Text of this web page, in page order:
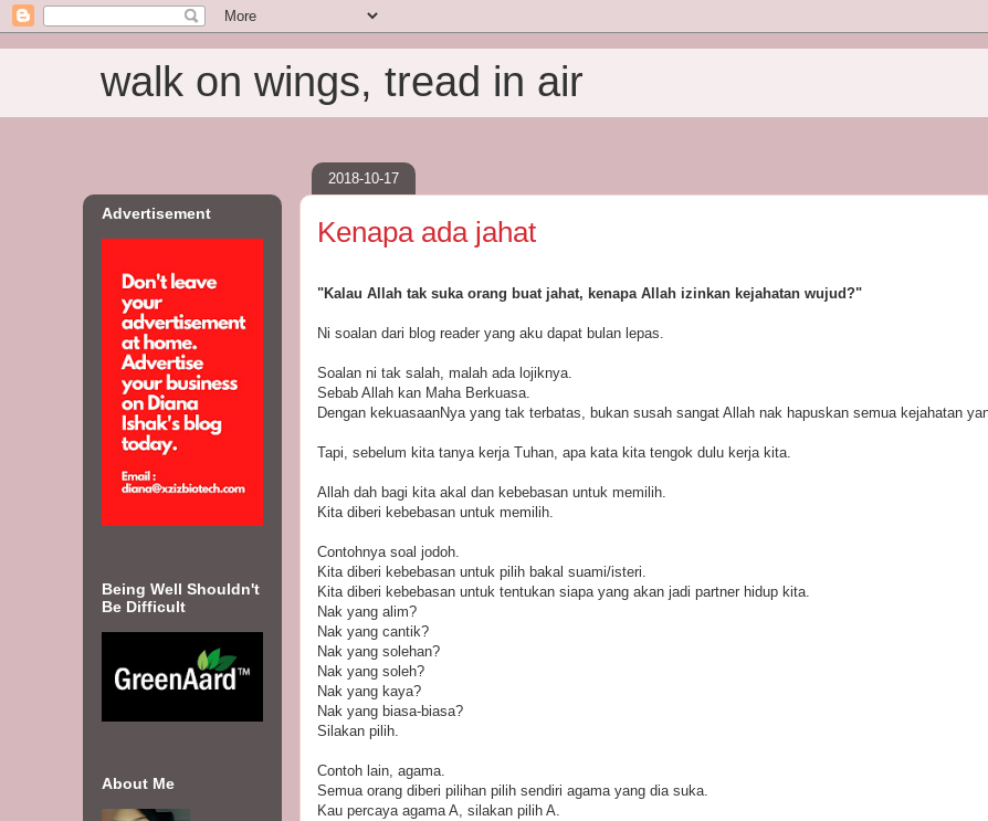
walk on wings, tread in air
2018-10-17
Kenapa ada jahat
"Kalau Allah tak suka orang buat jahat, kenapa Allah izinkan kejahatan wujud?"
Ni soalan dari blog reader yang aku dapat bulan lepas.
Soalan ni tak salah, malah ada lojiknya.
Sebab Allah kan Maha Berkuasa.
Dengan kekuasaanNya yang tak terbatas, bukan susah sangat Allah nak hapuskan semua kejahatan
Tapi, sebelum kita tanya kerja Tuhan, apa kata kita tengok dulu kerja kita.
Allah dah bagi kita akal dan kebebasan untuk memilih.
Kita diberi kebebasan untuk memilih.
Contohnya soal jodoh.
Kita diberi kebebasan untuk pilih bakal suami/isteri.
Kita diberi kebebasan untuk tentukan siapa yang akan jadi partner hidup kita.
Nak yang alim?
Nak yang cantik?
Nak yang solehan?
Nak yang soleh?
Nak yang kaya?
Nak yang biasa-biasa?
Silakan pilih.
Contoh lain, agama.
Semua orang diberi pilihan pilih sendiri agama yang dia suka.
Kau percaya agama A, silakan pilih A.
Advertisement
Being Well Shouldn't
Be Difficult
About Me